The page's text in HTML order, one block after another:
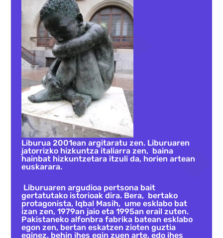
Liburua 2001ean argitaratu zen. Liburuaren
jatorrizko hizkuntza italiarra zen, baina
hainbat hizkuntzetara itzuli da, horien artean
euskarara.
Liburuaren argudioa pertsona bait
gertatutako istorioak dira. Bera, bertako
protagonista, Iqbal Masih, ume esklabo bat
izan zen, 1979an jaio eta 1995an erail zuten.
Pakistaneko alfonbra fabrika batean esklabo
egon zen, bertan eskatzen zioten guztia
eginez, behin ihes egin zuen arte, edo ihes